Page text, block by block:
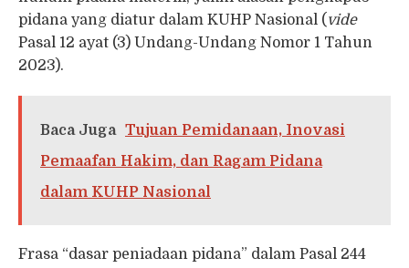
pidana yang diatur dalam KUHP Nasional ( vide
Pasal 12 ayat (3) Undang-Undang Nomor 1 Tahun
2023).
Baca Juga Tujuan Pemidanaan, Inovasi
Pemaafan Hakim, dan Ragam Pidana
dalam KUHP Nasional
Frasa “dasar peniadaan pidana” dalam Pasal 244